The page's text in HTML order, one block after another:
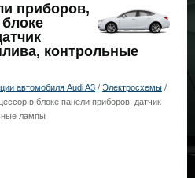
приборов,
контрольные
автомобиля Audi A3 / Электросхемы /
в блоке панели приборов, датчик
лампы